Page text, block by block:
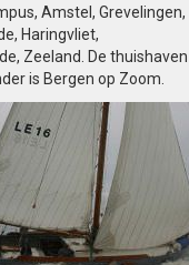
Amstel, Grevelingen,
Haringvliet,
Zeeland. De thuishaven
is Bergen op Zoom.